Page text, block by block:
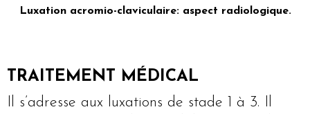
Luxation acromio-claviculaire: aspect radiologique.
TRAITEMENT MÉDICAL
Il s’adresse aux luxations de stade 1 à 3. Il